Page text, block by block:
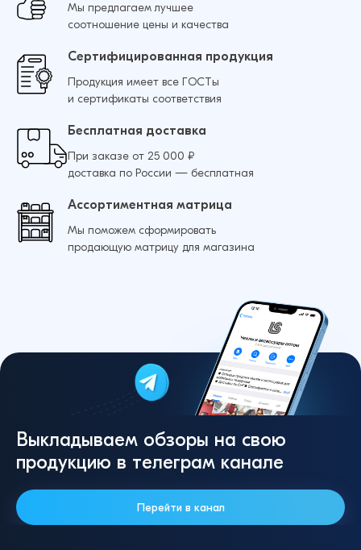
Добавить в корзину
Мы предлагаем лучшее
соотношение цены и качества
Сертифицированная продукция
Продукция имеет все ГОСТы
и сертификаты соответствия
Бесплатная доставка
При заказе от 25 000 ₽
доставка по России — бесплатная
Ассортиментная матрица
Мы поможем сформировать
продающую матрицу для магазина
Выкладываем обзоры на свою
продукцию в телеграм канале
Перейти в канал